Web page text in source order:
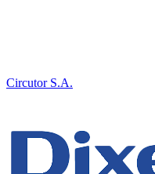
Circutor S.A.